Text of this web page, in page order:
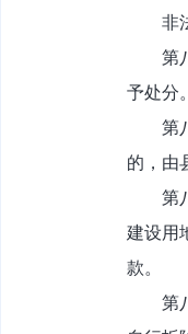
非法
第八
予处分。
第八
的，由
第八
建设用
款。
第八